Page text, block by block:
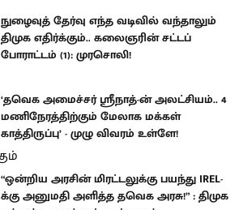
நுழைவுத் தேர்வு எந்த வடிவில் வந்தாலும்
திமுக எதிர்க்கும்.. கலைஞரின் சட்டப்
போராட்டம் (1): முரசொலி!
‘தவெக அமைச்சர் ஸ்ரீநாத்-ன் அலட்சியம்.. 4
மணிநேரத்திற்கும் மேலாக மக்கள்
காத்திருப்பு’ - முழு விவரம் உள்ளே!
“ஒன்றிய அரசின் மிரட்டலுக்கு பயந்து IREL-
க்கு அனுமதி அளித்த தவெக அரசு!” : திமுக